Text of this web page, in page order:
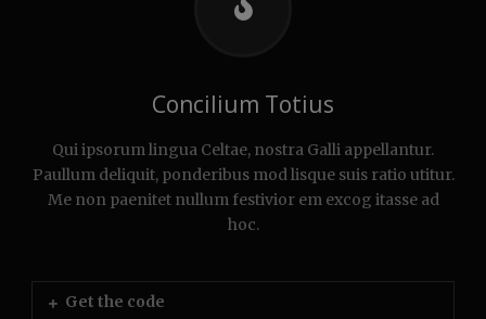
Concilium Totius
Qui ipsorum lingua Celtae, nostra Galli appellantur.
Paullum deliquit, ponderibus mod lisque suis ratio utitur.
Me non paenitet nullum festivior em excog itasse ad
hoc.
Get the code